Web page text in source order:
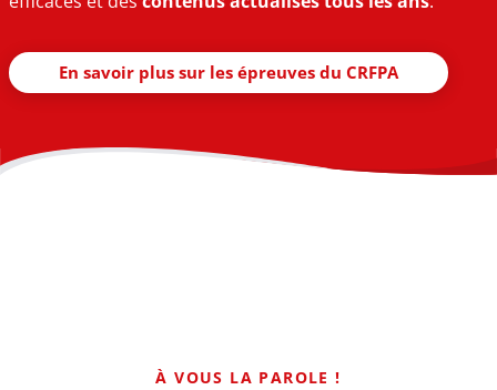
En savoir plus sur les épreuves du CRFPA
À VOUS LA PAROLE !